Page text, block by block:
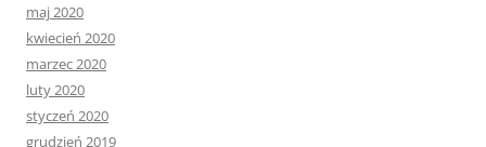
maj 2020
kwiecień 2020
marzec 2020
luty 2020
styczeń 2020
grudzień 2019